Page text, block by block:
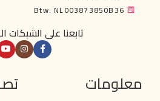
Btw: NL003873850B36
تابعنا على الشبكات
معلومات